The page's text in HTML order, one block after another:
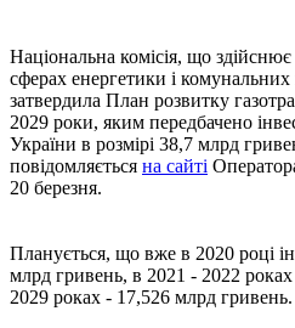
Національна комісія, що
сферах енергетики і
затвердила План розвитку
2029 роки, яким передбачено
України в розмірі 38,7 млрд
повідомляється на сайті
20 березня.
Планується, що вже в 2020 році
млрд гривень, в 2021 - 2022
2029 роках - 17,526 млрд гривень.